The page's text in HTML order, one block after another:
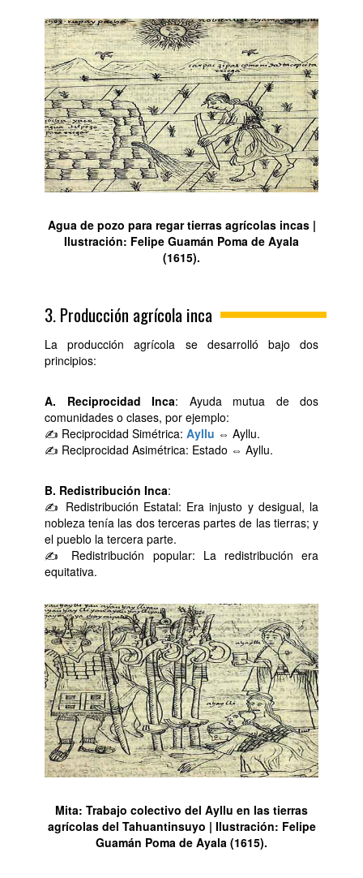
Agua de pozo para regar tierras agrícolas incas |
Ilustración: Felipe Guamán Poma de Ayala
(1615).
3. Producción agrícola inca
La producción agrícola se desarrolló bajo dos
principios:
A. Reciprocidad Inca: Ayuda mutua de dos
comunidades o clases, por ejemplo:
✍ Reciprocidad Simétrica: Ayllu ⇔ Ayllu.
✍ Reciprocidad Asimétrica: Estado ⇔ Ayllu.
B. Redistribución Inca:
✍ Redistribución Estatal: Era injusto y desigual, la
nobleza tenía las dos terceras partes de las tierras; y
el pueblo la tercera parte.
✍ Redistribución popular: La redistribución era
equitativa.
Mita: Trabajo colectivo del Ayllu en las tierras
agrícolas del Tahuantinsuyo | Ilustración: Felipe
Guamán Poma de Ayala (1615).